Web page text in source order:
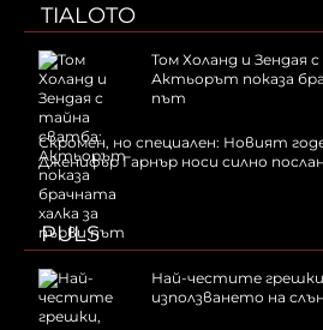
TIALOTO
Том Холанд и Зендая
Актьорът показа
път
Скромен, но специален: Новият
Дженифър Гарнър носи силно
PULS
Най-честите
използването на